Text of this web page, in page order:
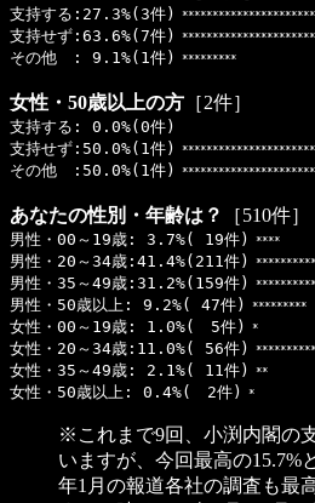
支持する:27.3%(3件)
支持せず:63.6%(7件)
その他 : 9.1%(1件) *********
女性・50歳以上の方 ［2件］
支持する: 0.0%(0件)
支持せず:50.0%(1件)
その他 :50.0%(1件)
あなたの性別・年齢は？ ［510件］
男性・00～19歳: 3.7%( 19件) ****
男性・20～34歳:41.4%(211件)
男性・35～49歳:31.2%(159件)
男性・50歳以上: 9.2%( 47件) *********
女性・00～19歳: 1.0%( 5件) *
女性・20～34歳:11.0%( 56件)
女性・35～49歳: 2.1%( 11件) **
女性・50歳以上: 0.4%( 2件) *
※これまで9回、小渕内閣の
いますが、今回最高の15.7%
年1月の報道各社の調査も最